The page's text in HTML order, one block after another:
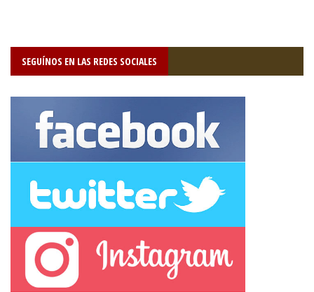
SEGUÍNOS EN LAS REDES SOCIALES